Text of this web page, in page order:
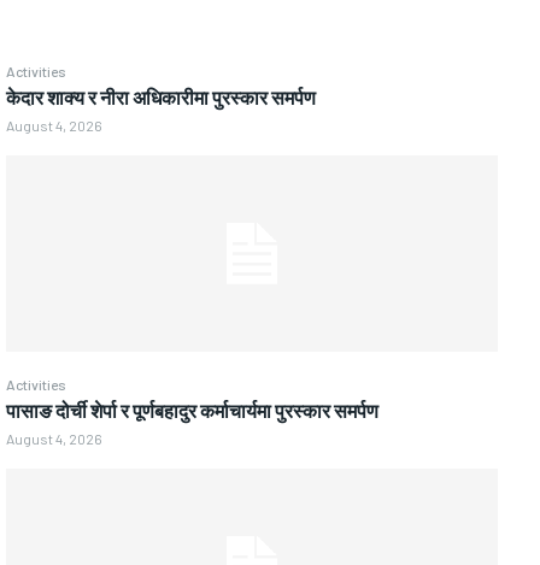
Activities
केदार शाक्य र नीरा अधिकारीमा पुरस्कार समर्पण
August 4, 2026
Activities
पासाङ दोर्ची शेर्पा र पूर्णबहादुर कर्माचार्यमा पुरस्कार समर्पण
August 4, 2026